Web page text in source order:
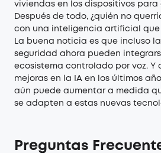
viviendas en los dispositivos
Después de todo, ¿quién no
con una inteligencia artificial
La buena noticia es que incluso
seguridad ahora pueden
ecosistema controlado por voz. Y
mejoras en la IA en los últimos
aún puede aumentar a medida
se adapten a estas nuevas
Preguntas